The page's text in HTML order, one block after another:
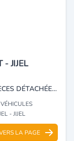
- JIJEL
CONCESSIONNAIRES VÉHICULES ET PIÈCES DÉTACHÉES MARQUES SUZUKI ET KIA.
- JIJEL
LA PAGE